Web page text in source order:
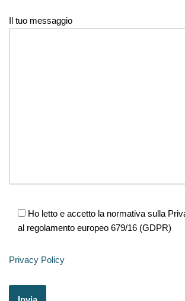
Il tuo messaggio
Ho letto e accetto la normativa sulla
al regolamento europeo 679/16 (GDPR)
Privacy Policy